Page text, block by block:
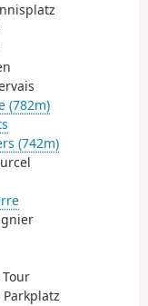
(782m)
(742m)